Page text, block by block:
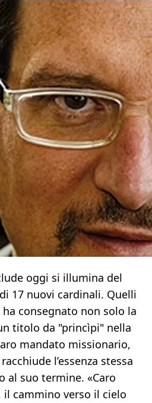
oggi si illumina del
17 nuovi cardinali. Quelli
consegnato non solo la
titolo da "princìpi" nella
mandato missionario,
l’essenza stessa
al suo termine. «Caro
cammino verso il cielo